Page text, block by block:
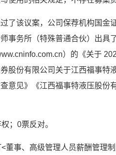
了该议案，公司保荐机构国金
事务所（特殊普通合伙）出具
）的《关于
股份有限公司关于江西福事特
意见》《江西福事特液压股份
；0票反对。
董事、高级管理人员薪酬管理